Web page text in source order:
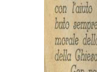
„supelėjusi
u koktumu“
ir atstumia
šiuolaikinį